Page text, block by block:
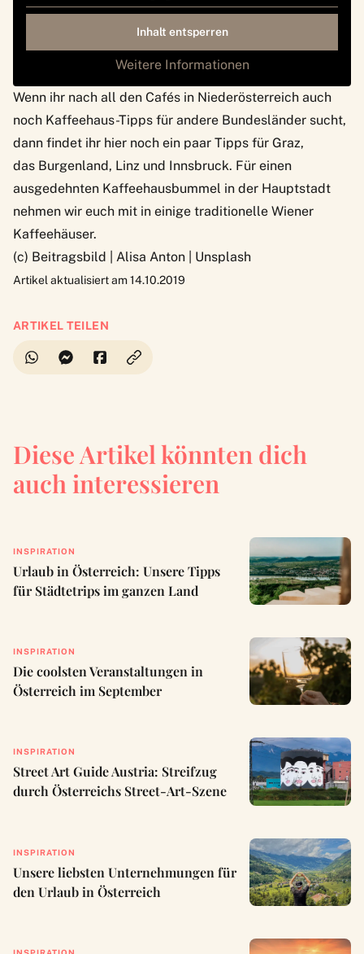
Inhalt entsperren
Weitere Informationen
Wenn ihr nach all den Cafés in Niederösterreich auch
noch Kaffeehaus-Tipps für andere Bundesländer sucht,
dann findet ihr hier noch ein paar Tipps für Graz,
das Burgenland, Linz und Innsbruck. Für einen
ausgedehnten Kaffeehausbummel in der Hauptstadt
nehmen wir euch mit in einige traditionelle Wiener
Kaffeehäuser.
(c) Beitragsbild | Alisa Anton Unsplash
Artikel aktualisiert am 14.10.2019
ARTIKEL TEILEN
Diese Artikel könnten dich
auch interessieren
INSPIRATION
Urlaub in Österreich: Unsere Tipps
für Städtetrips im ganzen Land
INSPIRATION
Die coolsten Veranstaltungen in
Österreich im September
INSPIRATION
Street Art Guide Austria: Streifzug
durch Österreichs Street-Art-Szene
INSPIRATION
Unsere liebsten Unternehmungen für
den Urlaub in Österreich
INSPIRATION